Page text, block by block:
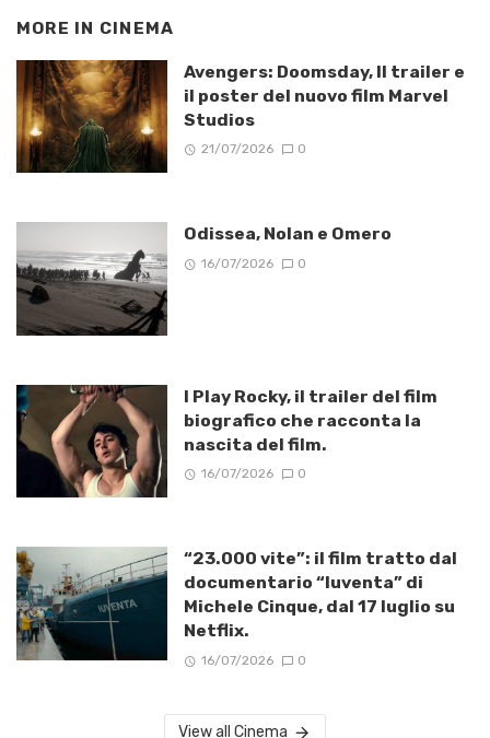
MORE IN CINEMA
Avengers: Doomsday, Il trailer e
il poster del nuovo film Marvel
Studios
21/07/2026 0
Odissea, Nolan e Omero
16/07/2026 0
I Play Rocky, il trailer del film
biografico che racconta la
nascita del film.
16/07/2026 0
“23.000 vite”: il film tratto dal
documentario “Iuventa” di
Michele Cinque, dal 17 luglio su
Netflix.
16/07/2026 0
View all Cinema